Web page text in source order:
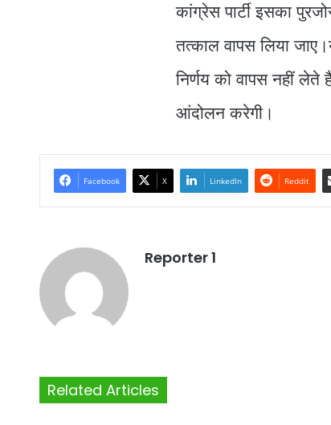
कांग्रेस पार्टी इसका
तत्काल वापस लिया
निर्णय को वापस नहीं
आंदोलन करेगी।
Facebook X LinkedIn Reddit
Reporter 1
Related Articles